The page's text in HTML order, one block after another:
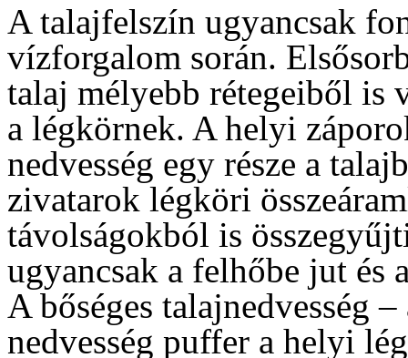
A talajfelszín ugyancsak
vízforgalom során.
talaj mélyebb rétegeiből is
a légkörnek. A helyi
nedvesség egy része a
zivatarok légköri
távolságokból is
ugyancsak a felhőbe jut és
A bőséges talajnedvesség
nedvesség puffer a helyi